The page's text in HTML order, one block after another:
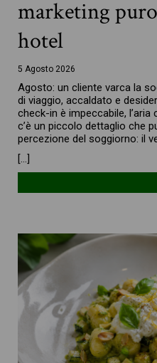
marketing
hotel
5 Agosto 2026
Agosto: un cliente varca la
di viaggio, accaldato e
check-in è impeccabile,
c’è un piccolo dettaglio che
percezione del soggiorno: il
[…]